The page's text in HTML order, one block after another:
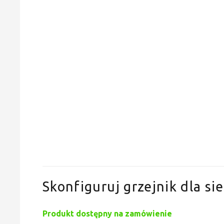
Skonfiguruj grzejnik dla
Produkt dostępny na zamówienie